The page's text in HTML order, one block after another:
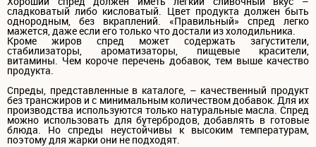
сладковатый либо кисловатый. Цвет продукта должен быть
однородным, без вкраплений. «Правильный» спред легко
мажется, даже если его только что достали из холодильника.
Кроме жиров спред может содержать загустители,
стабилизаторы, ароматизаторы, пищевые красители,
витамины. Чем короче перечень добавок, тем выше качество
продукта.
Спреды, представленные в каталоге, – качественный продукт
без трансжиров и с минимальным количеством добавок. Для их
производства используются только натуральные масла. Спред
можно использовать для бутербродов, добавлять в готовые
блюда. Но спреды неустойчивы к высоким температурам,
поэтому для жарки они не подходят.